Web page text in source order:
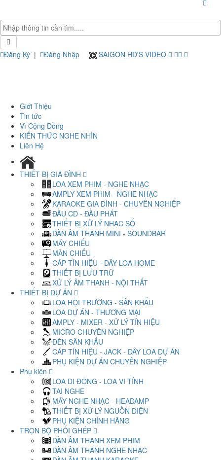
Đăng Ký | Đăng Nhập SAIGON HD'S VIDEO
Giới Thiệu
Tin tức
Vì Cộng Đồng
KIẾN THỨC NGHE NHÌN
Liên Hệ
THIẾT BỊ GIA ĐÌNH
LOA XEM PHIM - NGHE NHẠC
AMPLY XEM PHIM - NGHE NHẠC
KARAOKE GIA ĐÌNH - CHUYÊN NGHIỆP
ĐẦU CD - ĐẦU PHÁT
THIẾT BỊ XỬ LÝ NHẠC SỐ
DÀN ÂM THANH MINI - SOUNDBAR
MÁY CHIẾU
MÀN CHIẾU
CÁP TÍN HIỆU - DÂY LOA HOME
THIẾT BỊ LƯU TRỮ
XỬ LÝ ÂM THANH - NỘI THẤT
THIẾT BỊ DỰ ÁN
LOA HỘI TRƯỜNG - SÂN KHẤU
LOA DỰ ÁN - THƯƠNG MẠI
AMPLY - MIXER - XỬ LÝ TÍN HIỆU
MICRO CHUYÊN NGHIỆP
ĐÈN SÂN KHẤU
CÁP TÍN HIỆU - JACK - DÂY LOA DỰ ÁN
PHỤ KIỆN DỰ ÁN CHUYÊN NGHIỆP
Phụ kiện
LOA DI ĐỘNG - LOA VI TÍNH
TAI NGHE
MÁY NGHE NHẠC - HEADAMP
THIẾT BỊ XỬ LÝ NGUỒN ĐIỆN
PHỤ KIỆN CHÍNH HÃNG
TRỌN BỘ PHỐI GHÉP
DÀN ÂM THANH XEM PHIM
DÀN ÂM THANH NGHE NHẠC